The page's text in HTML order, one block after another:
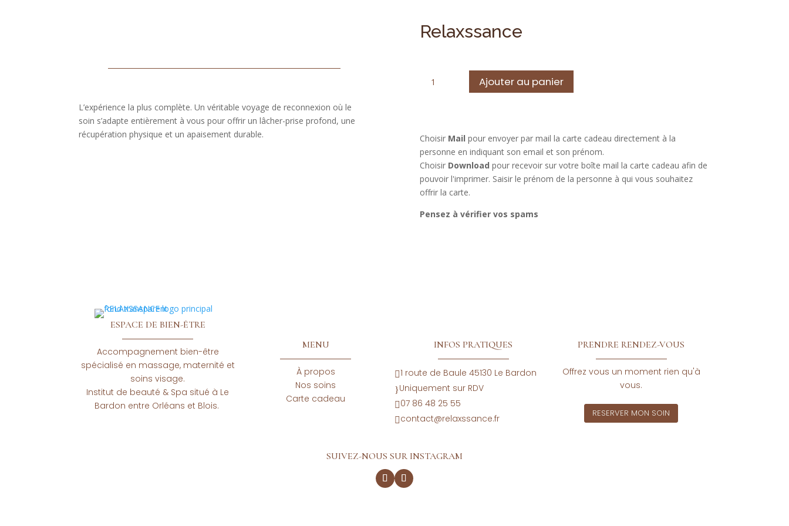
L’expérience la plus complète. Un véritable voyage de reconnexion où le
soin s’adapte entièrement à vous pour offrir un lâcher-prise profond, une
récupération physique et un apaisement durable.
Relaxssance
Ajouter au panier
Choisir Mail pour envoyer par mail la carte cadeau directement à la
personne en indiquant son email et son prénom.
Choisir Download pour recevoir sur votre boîte mail la carte cadeau afin de
pouvoir l'imprimer. Saisir le prénom de la personne à qui vous souhaitez
offrir la carte.
Pensez à vérifier vos spams
ESPACE DE BIEN-ÊTRE
Accompagnement bien-être
spécialisé en massage, maternité et
soins visage.
Institut de beauté & Spa situé à Le
Bardon entre Orléans et Blois.
MENU
À propos
Nos soins
Carte cadeau
INFOS PRATIQUES
1 route de Baule 45130 Le Bardon
}Uniquement sur RDV
07 86 48 25 55
contact@relaxssance.fr
PRENDRE RENDEZ-VOUS
Offrez vous un moment rien qu'à
vous.
RESERVER MON SOIN
SUIVEZ-NOUS SUR INSTAGRAM